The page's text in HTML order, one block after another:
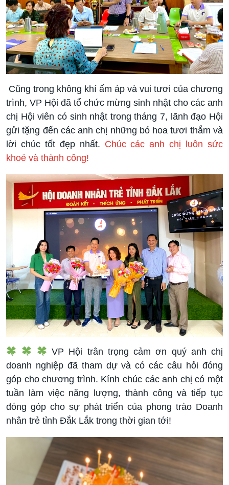
Cũng trong không khí ấm áp và vui tươi của chương
trình, VP Hội đã tổ chức mừng sinh nhật cho các anh
chị Hội viên có sinh nhật trong tháng 7, lãnh đạo Hội
gửi tặng đến các anh chị những bó hoa tươi thắm và
lời chúc tốt đẹp nhất. Chúc các anh chị luôn sức
khoẻ và thành công!
VP Hội trân trọng cảm ơn quý anh chị
doanh nghiệp đã tham dự và có các câu hỏi đóng
góp cho chương trình. Kính chúc các anh chị có một
tuần làm việc năng lượng, thành công và tiếp tục
đóng góp cho sự phát triển của phong trào Doanh
nhân trẻ tỉnh Đắk Lắk trong thời gian tới!